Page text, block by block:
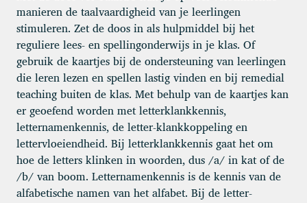
manieren de taalvaardigheid van je leerlingen
stimuleren. Zet de doos in als hulpmiddel bij het
reguliere lees- en spellingonderwijs in je klas. Of
gebruik de kaartjes bij de ondersteuning van leerlingen
die leren lezen en spellen lastig vinden en bij remedial
teaching buiten de klas. Met behulp van de kaartjes kan
er geoefend worden met letterklankkennis,
letternamenkennis, de letter-klankkoppeling en
lettervloeiendheid. Bij letterklankkennis gaat het om
hoe de letters klinken in woorden, dus /a/ in kat of de
/b/ van boom. Letternamenkennis is de kennis van de
alfabetische namen van het alfabet. Bij de letter-